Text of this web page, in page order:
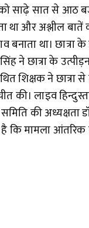
साढ़े सात से आठ
था और अश्लील बातें
था। छात्रा
ने छात्रा के
शिक्षक ने छात्रा
की। लाइव
की अध्यक्षता
है कि मामला